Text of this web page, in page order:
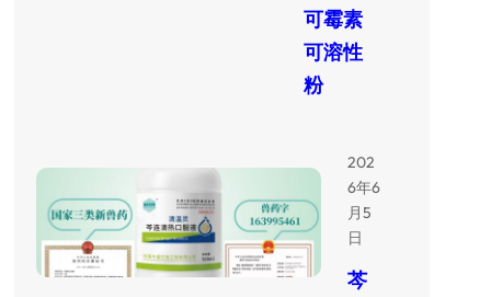
可霉素
可溶性
粉
202
6年6
月5
日
芩